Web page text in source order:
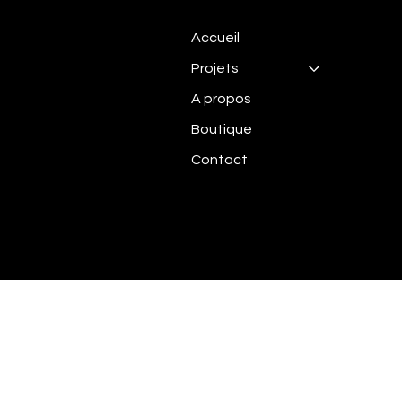
Accueil
Projets
A propos
Boutique
Contact